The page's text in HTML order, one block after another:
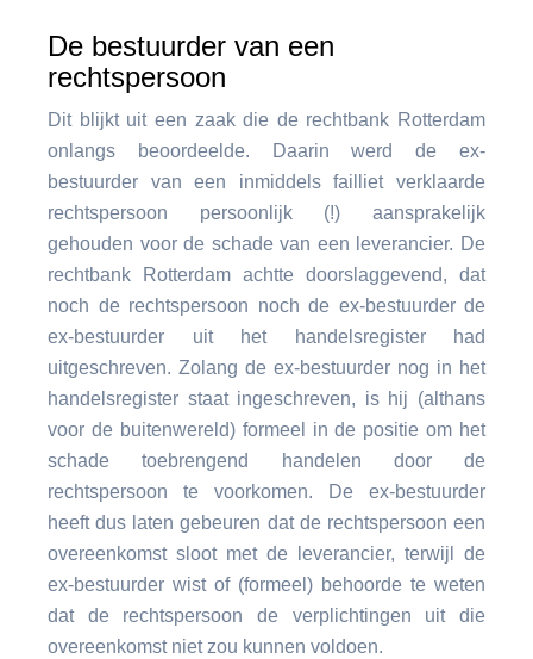
De bestuurder van een
rechtspersoon
Dit blijkt uit een zaak die de rechtbank Rotterdam
onlangs beoordeelde. Daarin werd de ex-
bestuurder van een inmiddels failliet verklaarde
rechtspersoon persoonlijk (!) aansprakelijk
gehouden voor de schade van een leverancier. De
rechtbank Rotterdam achtte doorslaggevend, dat
noch de rechtspersoon noch de ex-bestuurder de
ex-bestuurder uit het handelsregister had
uitgeschreven. Zolang de ex-bestuurder nog in het
handelsregister staat ingeschreven, is hij (althans
voor de buitenwereld) formeel in de positie om het
schade toebrengend handelen door de
rechtspersoon te voorkomen. De ex-bestuurder
heeft dus laten gebeuren dat de rechtspersoon een
overeenkomst sloot met de leverancier, terwijl de
ex-bestuurder wist of (formeel) behoorde te weten
dat de rechtspersoon de verplichtingen uit die
overeenkomst niet zou kunnen voldoen.